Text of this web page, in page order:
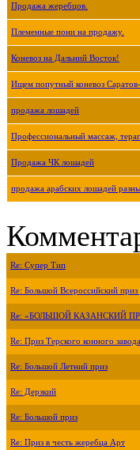
Продажа жеребцов.
Племенные пони на продажу.
Коневоз на Дальний Восток!
Ищем попутный коневоз
продажа лошадей
Профессиональный массаж,
Продажа ЧК лошадей
продажа арабских лошадей
Re: Супер Тип
Re: Большой Всероссийский
Re: «БОЛЬШОЙ КАЗАНСКИЙ
Re: Приз Терского конного завода
Re: Большой Летний приз
Re: Дерзкий
Re: Большой приз
Re: Приз в честь жеребца Арт